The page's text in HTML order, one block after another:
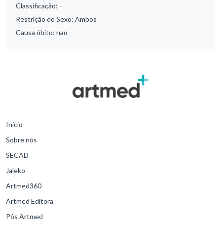
Classificação: -
Restrição do Sexo: Ambos
Causa óbito: nao
Início
Sobre nós
SECAD
Jaleko
Artmed360
Artmed Editora
Pós Artmed